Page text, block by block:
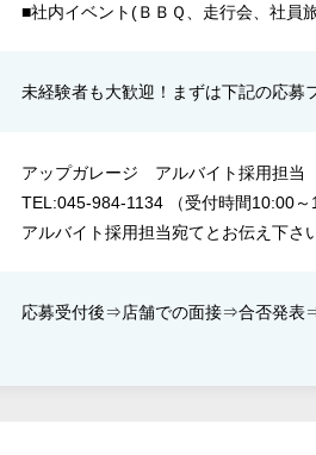
■社内イベント(ＢＢＱ、走行会、社員
未経験者も大歓迎！まずは下記の応募
アップガレージ アルバイト採用担当
TEL:045-984-1134 （受付時間10:00
アルバイト採用担当宛てとお伝え下さ
応募受付後⇒​店舗での面接⇒​合否発表​